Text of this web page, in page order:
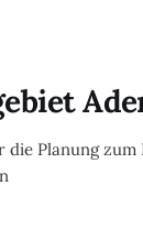
Planung